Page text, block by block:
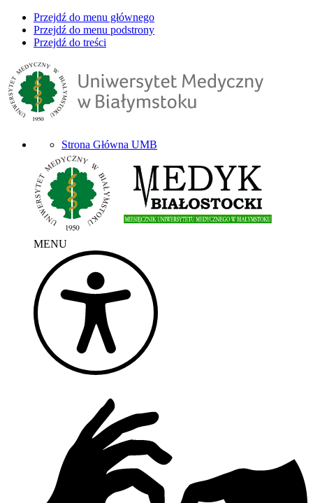
Przejdź do menu głównego
Przejdź do menu podstrony
Przejdź do treści
Strona Główna UMB
MENU